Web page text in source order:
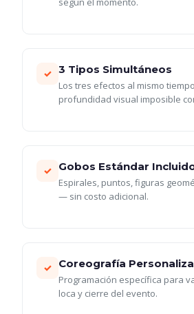
✓ 3 Tipos Simultáneos
Los tres efectos al mismo
profundidad visual imposible
✓ Gobos Estándar
Espirales, puntos, figuras
— sin costo adicional.
✓ Coreografía
Programación específica para
loca y cierre del evento.